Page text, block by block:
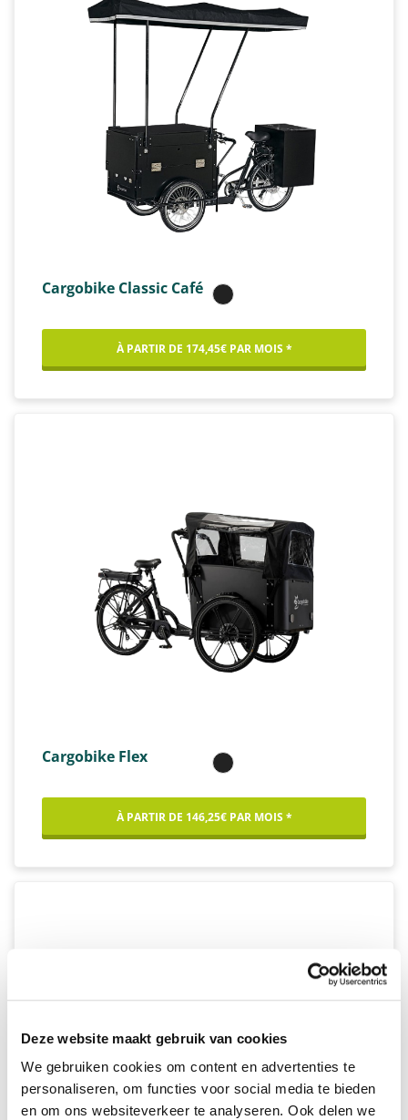
Deze website maakt gebruik van cookies
We gebruiken cookies om content en advertenties te
personaliseren, om functies voor social media te bieden
en om ons websiteverkeer te analyseren. Ook delen we
Cargobike Classic Café
À PARTIR DE 174,45€ PAR MOIS *
Cargobike Flex
À PARTIR DE 146,25€ PAR MOIS *